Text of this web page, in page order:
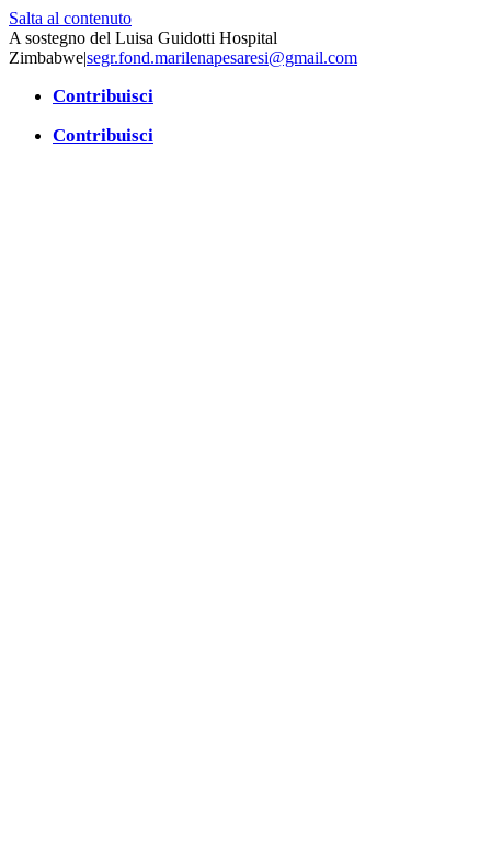
Salta al contenuto
A sostegno del Luisa Guidotti Hospital
Zimbabwe|segr.fond.marilenapesaresi@gmail.com
Contribuisci
Contribuisci